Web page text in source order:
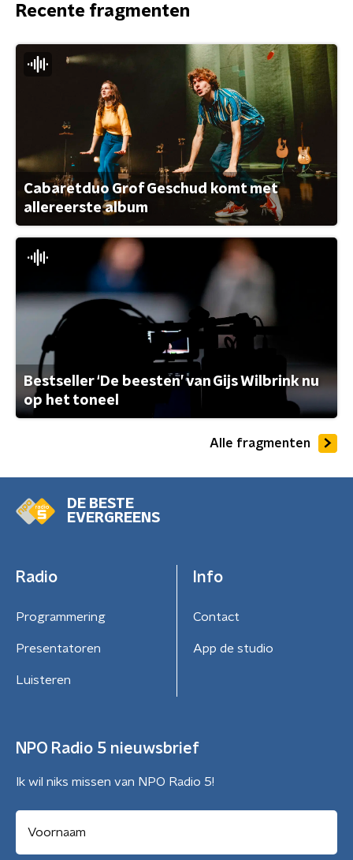
Recente fragmenten
Cabaretduo Grof Geschud komt met
allereerste album
Bestseller ‘De beesten’ van Gijs Wilbrink nu
op het toneel
Alle fragmenten
DE BESTE
EVERGREENS
Radio
Programmering
Presentatoren
Luisteren
Info
Contact
App de studio
NPO Radio 5 nieuwsbrief
Ik wil niks missen van NPO Radio 5!